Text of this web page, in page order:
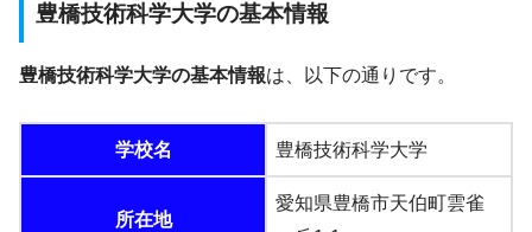
豊橋技術科学大学の基本情報
豊橋技術科学大学の基本情報は、以下の通りです。
学校名 豊橋技術科学大学
所在地
愛知県豊橋市天伯町雲雀